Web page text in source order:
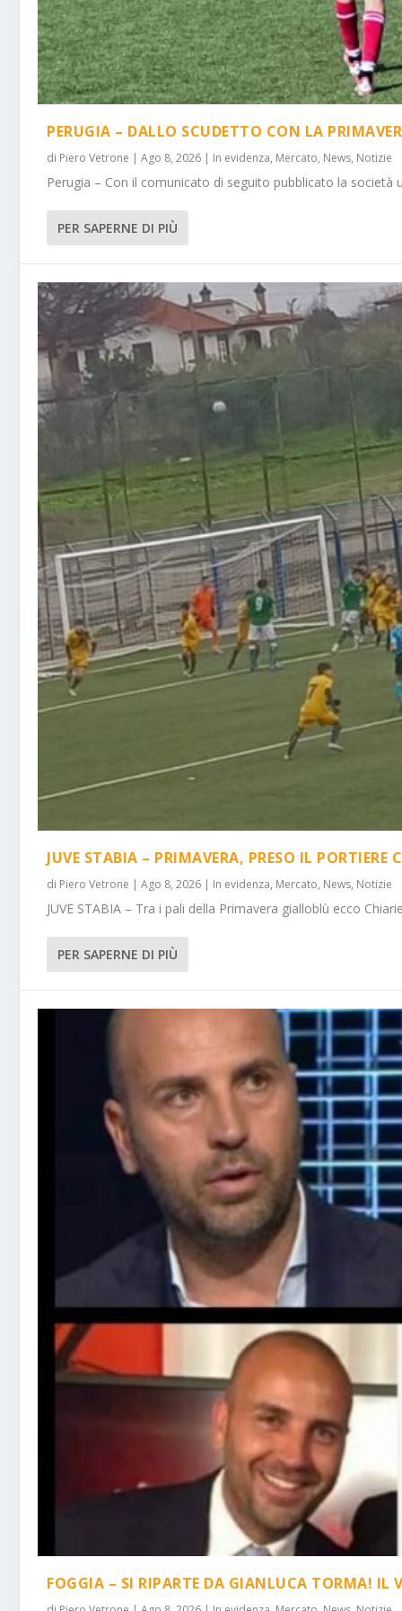
PERUGIA – DALLO SCUDETTO CON LA
di Piero Vetrone |Ago 8, 2026 | In evidenza, Mercato, News, Notizie
Perugia – Con il comunicato di seguito pubblicato la società
PER SAPERNE DI PIÙ
JUVE STABIA – PRIMAVERA, PRESO IL PORTIERE
di Piero Vetrone |Ago 8, 2026 | In evidenza, Mercato, News, Notizie
JUVE STABIA – Tra i pali della Primavera gialloblù ecco
PER SAPERNE DI PIÙ
FOGGIA – SI RIPARTE DA GIANLUCA TORMA! IL